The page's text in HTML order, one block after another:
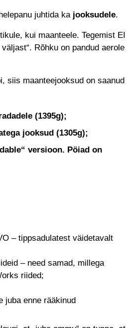
juhtida ka jooksudele.
kui maanteele. Tegemist EI
Rõhku on pandud aerole
siis maanteejooksud on saanud
(1395g);
jooksud (1305g);
versioon. Pöiad on
– tippsadulatest väidetavalt
– need samad, millega
riided;
juba enne rääkinud